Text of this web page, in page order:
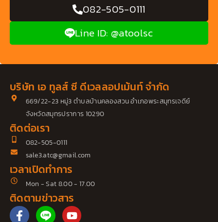
082-505-0111
Line ID: @atoolsc
บริษัท เอ ทูลส์ ซี ดีเวลลอปเม้นท์ จำกัด
669/22-23 หมู่3 ตำบลบ้านคลองสวน อำเภอพระสมุทรเจดีย์
จังหวัดสมุทรปราการ 10290
ติดต่อเรา
082-505-0111
sale3.atc@gmail.com
เวลาเปิดทำการ
Mon - Sat 8.00 - 17.00
ติดตามข่าวสาร
F Y